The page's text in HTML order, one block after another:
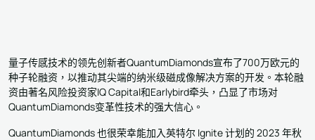
量子传感技术的领先创新者QuantumDiamonds宣布了700万欧元的
种子轮融资，以推动其尖端的纳米级磁成像解决方案的开发。本轮融
资由著名风险投资家IQ Capital和Earlybird牵头，凸显了市场对
QuantumDiamonds变革性技术的强大信心。
QuantumDiamonds 也很荣幸能加入英特尔 Ignite 计划的 2023 年秋